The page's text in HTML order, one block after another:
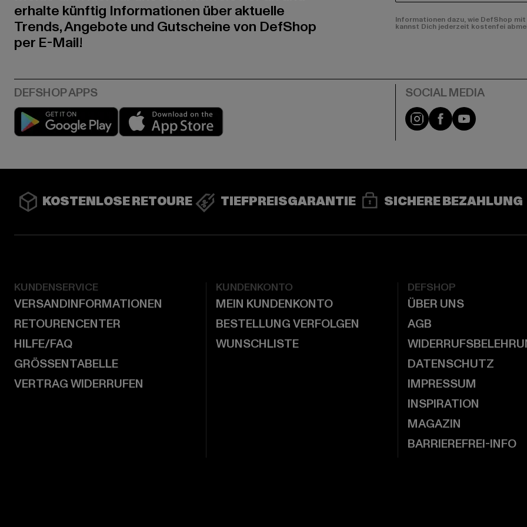
erhalte künftig Informationen über aktuelle
Trends, Angebote und Gutscheine von DefShop
per E-Mail!
Informationen dazu, wie DefShop
kannst Dich jederzeit kostenfei
Play market Instagram
FacebookYouTube
KOSTENLOSE RETOURE TIEFPREISGARANTIE SICHERE BEZAHLUNG
KUNDENSERVICE
VERSANDINFORMATIONEN
RETOURENCENTER
HILFE/FAQ
GRÖSSENTABELLE
VERTRAG WIDERRUFEN
KUNDENKONTO
MEIN KUNDENKONTO
BESTELLUNG VERFOLGEN
WUNSCHLISTE
DEFSHOP
ÜBER UNS
AGB
DATENSCHUTZ
IMPRESSUM
INSPIRATION
MAGAZIN
BARRIEREFREI-INFO